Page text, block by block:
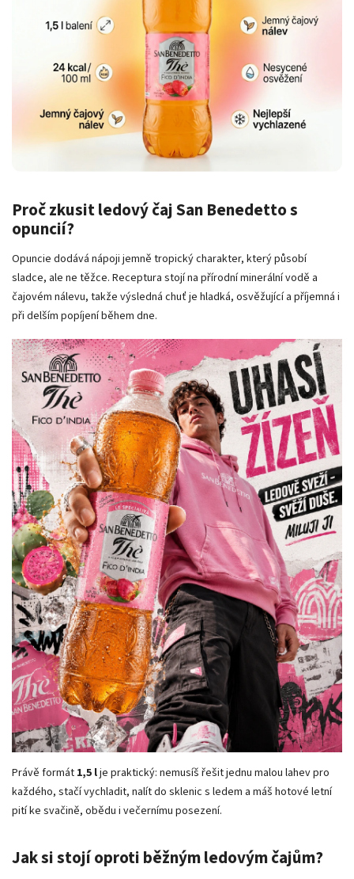
Proč zkusit ledový čaj San Benedetto s
opuncií?
Opuncie dodává nápoji jemně tropický charakter, který působí
sladce, ale ne těžce. Receptura stojí na přírodní minerální vodě a
čajovém nálevu, takže výsledná chuť je hladká, osvěžující a příjemná i
při delším popíjení během dne.
Právě formát 1,5 lje praktický: nemusíš řešit jednu malou lahev pro
každého, stačí vychladit, nalít do sklenic s ledem a máš hotové letní
pití ke svačině, obědu i večernímu posezení.
Jak si stojí oproti běžným ledovým čajům?